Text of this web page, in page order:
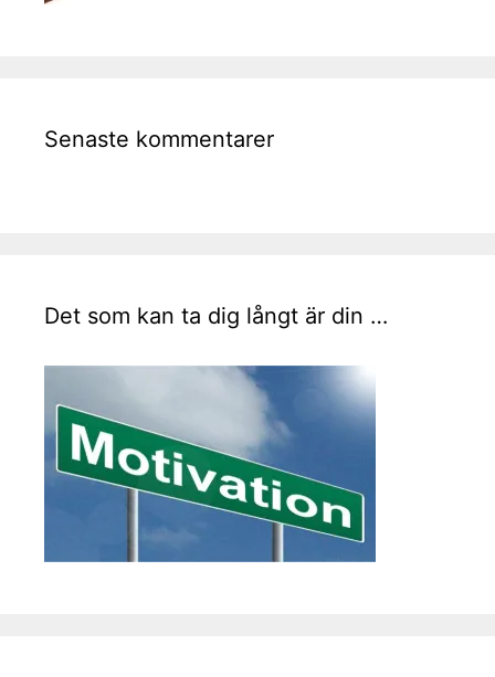
Senaste kommentarer
Det som kan ta dig långt är din …